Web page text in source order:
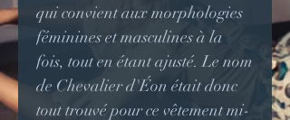
qui convient aux morphologies
féminines et masculines à la
fois, tout en étant ajusté.Le nom
de Chevalier d'Éon était donc
tout trouvé pour ce vêtement mi-